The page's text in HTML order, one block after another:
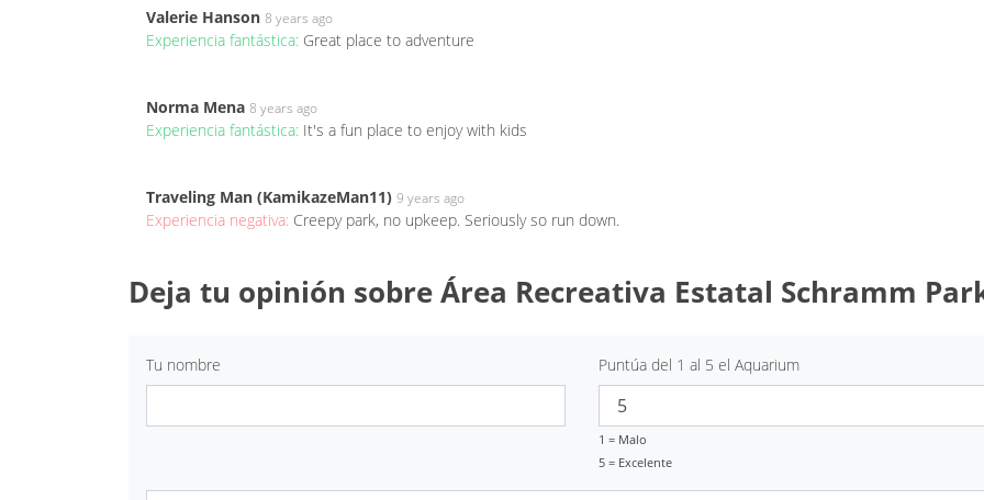
Valerie Hanson 8 years ago
Experiencia fantástica: Great place to adventure
Norma Mena 8 years ago
Experiencia fantástica: It's a fun place to enjoy with kids
Traveling Man (KamikazeMan11) 9 years ago
Experiencia negativa: Creepy park, no upkeep. Seriously so run down.
Deja tu opinión sobre Área Recreativa Estatal Schramm
Tu nombre Puntúa del 1 al 5 el Aquarium
1 = Malo
5 = Excelente